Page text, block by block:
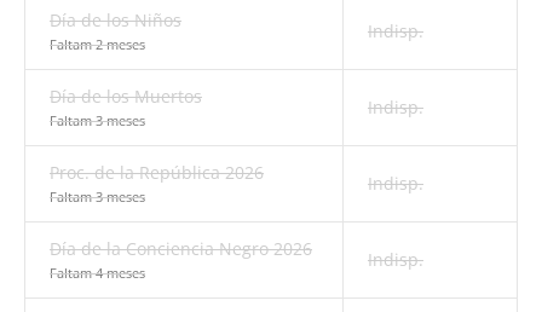
Día de los Niños
Faltam 2 meses
Indisp.
Día de los Muertos
Faltam 3 meses
Indisp.
Proc. de la República 2026
Faltam 3 meses
Indisp.
Día de la Conciencia Negro 2026
Faltam 4 meses
Indisp.